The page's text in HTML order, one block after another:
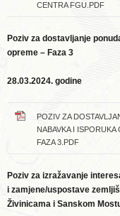
CENTRA FGU.PDF
Poziv za dostavljanje
opreme – Faza 3
28.03.2024. godine
POZIV ZA
NABAVKA I
FAZA 3.PDF
Poziv za izražavanje
i zamjene/uspostave
Živinicama i Sanskom